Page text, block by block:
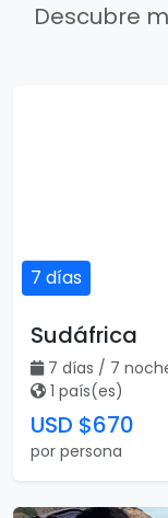
Descubre
7 días
Sudáfrica
7 días / 7
1 país(es)
USD $670
por persona